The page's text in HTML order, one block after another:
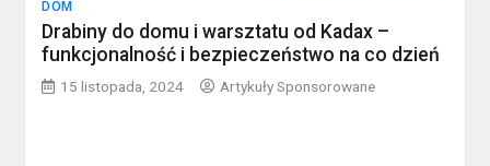
DOM
Drabiny do domu i warsztatu od Kadax –
funkcjonalność i bezpieczeństwo na co dzień
15 listopada, 2024 Artykuły Sponsorowane